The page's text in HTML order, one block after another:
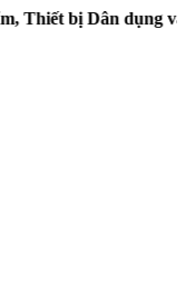
Dân dụng và